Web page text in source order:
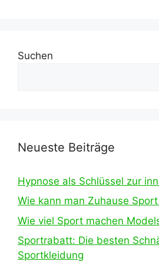
Suchen
Neueste Beiträge
Hypnose als Schlüssel zur
Wie kann man Zuhause
Wie viel Sport machen
Sportrabatt: Die besten
Sportkleidung